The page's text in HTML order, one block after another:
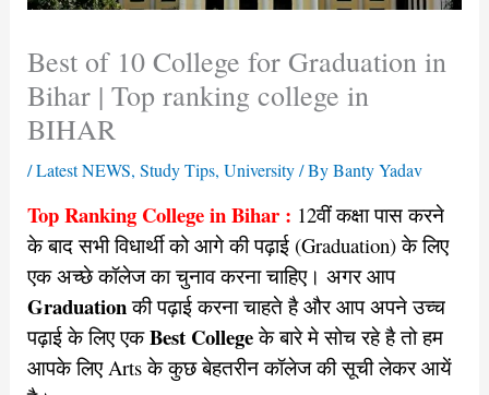
Best of 10 College for Graduation in
Bihar | Top ranking college in
BIHAR
/Latest NEWS, Study Tips, University/ ByBanty Yadav
Top Ranking College in Bihar : 12वीं कक्षा पास करने
के बाद सभी विधार्थी को आगे की पढ़ाई (Graduation) के लिए
एक अच्छे कॉलेज का चुनाव करना चाहिए। अगर आप
Graduationकी पढ़ाई करना चाहते है और आप अपने उच्च
पढ़ाई के लिए एकBest Collegeके बारे मे सोच रहे है तो हम
आपके लिए Arts के कुछ बेहतरीन कॉलेज की सूची लेकर आयें